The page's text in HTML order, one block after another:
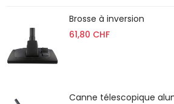
Brosse à inversion
61,80 CHF
Canne télescopique